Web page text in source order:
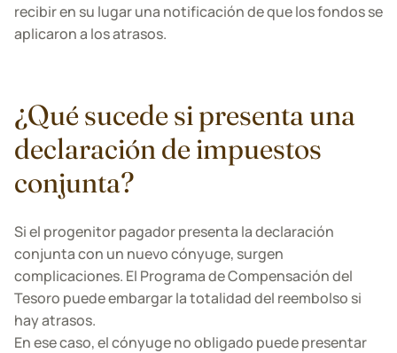
recibir en su lugar una notificación de que los fondos se
aplicaron a los atrasos.
¿Qué sucede si presenta una
declaración de impuestos
conjunta?
Si el progenitor pagador presenta la declaración
conjunta con un nuevo cónyuge, surgen
complicaciones. El Programa de Compensación del
Tesoro puede embargar la totalidad del reembolso si
hay atrasos.
En ese caso, el cónyuge no obligado puede presentar